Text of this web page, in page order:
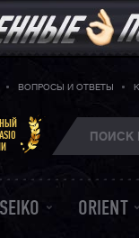
ВОПРОСЫ И ОТВЕТЫ
SEIKO ORIENT